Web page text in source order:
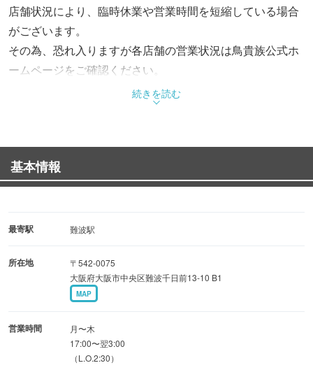
店舗状況により、臨時休業や営業時間を短縮している場合
がございます。
その為、恐れ入りますが各店舗の営業状況は鳥貴族公式ホ
ームページをご確認ください。
続きを読む
基本情報
最寄駅 難波駅
所在地
〒542-0075
大阪府大阪市中央区難波千日前13-10 B1
MAP
営業時間
月〜木
17:00〜翌3:00
（L.O.2:30）